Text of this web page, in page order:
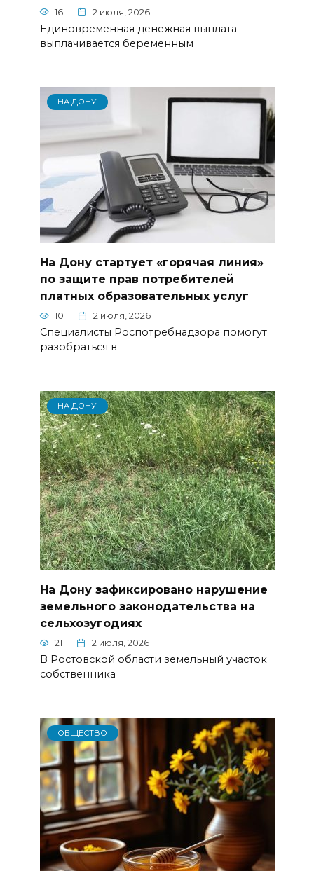
16 2 июля, 2026
Единовременная денежная выплата
выплачивается беременным
НА ДОНУ
На Дону стартует «горячая линия»
по защите прав потребителей
платных образовательных услуг
10 2 июля, 2026
Специалисты Роспотребнадзора помогут
разобраться в
НА ДОНУ
На Дону зафиксировано нарушение
земельного законодательства на
сельхозугодиях
21 2 июля, 2026
В Ростовской области земельный участок
собственника
ОБЩЕСТВО